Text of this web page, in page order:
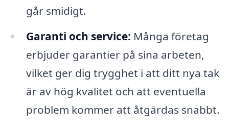
går smidigt.
Garanti och service: Många företag
erbjuder garantier på sina arbeten,
vilket ger dig trygghet i att ditt nya tak
är av hög kvalitet och att eventuella
problem kommer att åtgärdas snabbt.